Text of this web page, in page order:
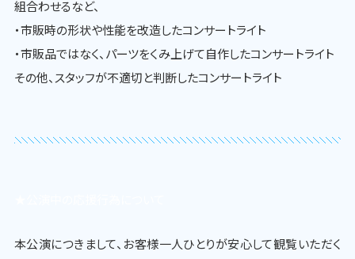
組合わせるなど、
・市販時の形状や性能を改造したコンサートライト
・市販品ではなく、パーツをくみ上げて自作したコンサートライト
その他、スタッフが不適切と判断したコンサートライト
本公演につきまして、お客様一人ひとりが安心して観覧いただく